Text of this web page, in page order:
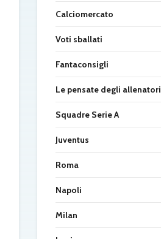
Calciomercato
Voti sballati
Fantaconsigli
Le pensate degli allenatori
Squadre Serie A
Juventus
Roma
Napoli
Milan